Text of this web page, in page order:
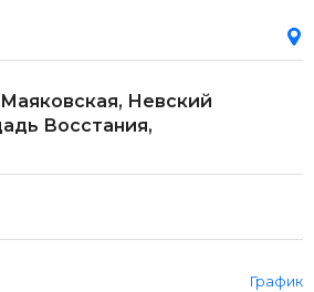
Невский
Восстания,
График